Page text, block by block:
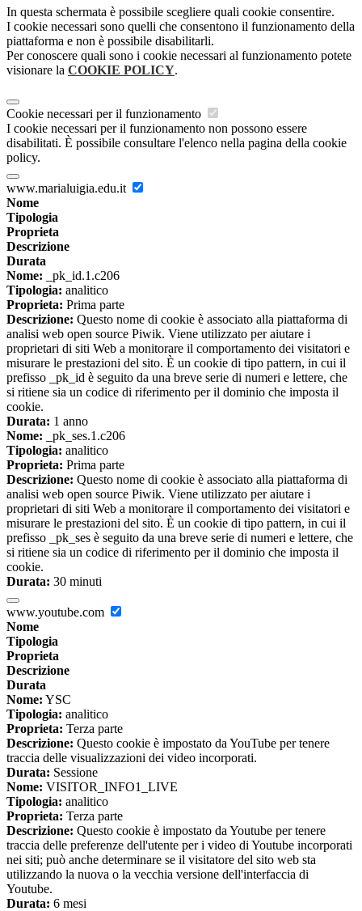
In questa schermata è possibile scegliere quali cookie consentire.
I cookie necessari sono quelli che consentono il funzionamento della
piattaforma e non è possibile disabilitarli.
Per conoscere quali sono i cookie necessari al funzionamento potete
visionare la COOKIE POLICY.
Cookie necessari per il funzionamento
I cookie necessari per il funzionamento non possono essere
disabilitati. È possibile consultare l'elenco nella pagina della cookie
policy.
www.marialuigia.edu.it
Nome
Tipologia
Proprieta
Descrizione
Durata
Nome: _pk_id.1.c206
Tipologia: analitico
Proprieta: Prima parte
Descrizione: Questo nome di cookie è associato alla piattaforma di
analisi web open source Piwik. Viene utilizzato per aiutare i
proprietari di siti Web a monitorare il comportamento dei visitatori e
misurare le prestazioni del sito. È un cookie di tipo pattern, in cui il
prefisso _pk_id è seguito da una breve serie di numeri e lettere, che
si ritiene sia un codice di riferimento per il dominio che imposta il
cookie.
Durata: 1 anno
Nome: _pk_ses.1.c206
Tipologia: analitico
Proprieta: Prima parte
Descrizione: Questo nome di cookie è associato alla piattaforma di
analisi web open source Piwik. Viene utilizzato per aiutare i
proprietari di siti Web a monitorare il comportamento dei visitatori e
misurare le prestazioni del sito. È un cookie di tipo pattern, in cui il
prefisso _pk_ses è seguito da una breve serie di numeri e lettere, che
si ritiene sia un codice di riferimento per il dominio che imposta il
cookie.
Durata: 30 minuti
www.youtube.com
Nome
Tipologia
Proprieta
Descrizione
Durata
Nome: YSC
Tipologia: analitico
Proprieta: Terza parte
Descrizione: Questo cookie è impostato da YouTube per tenere
traccia delle visualizzazioni dei video incorporati.
Durata: Sessione
Nome: VISITOR_INFO1_LIVE
Tipologia: analitico
Proprieta: Terza parte
Descrizione: Questo cookie è impostato da Youtube per tenere
traccia delle preferenze dell'utente per i video di Youtube incorporati
nei siti; può anche determinare se il visitatore del sito web sta
utilizzando la nuova o la vecchia versione dell'interfaccia di
Youtube.
Durata: 6 mesi